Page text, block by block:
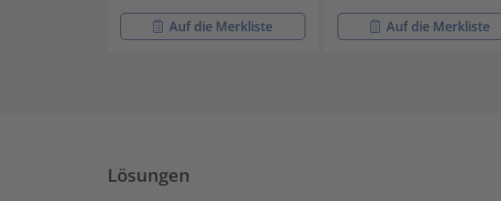
Auf die Merkliste Auf die Merkliste
Lösungen